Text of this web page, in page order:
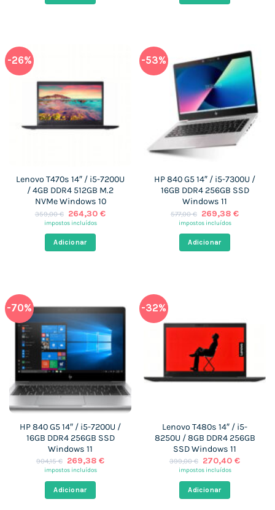
-26%
Lenovo T470s 14″ / i5-7200U
/ 4GB DDR4 512GB M.2
NVMe Windows 10
359,00€ O
preço
era:
359,00 €.
264,30€O
impostos incluídos
Adicionar
-53%
HP 840 G5 14″ / i5-7300U /
16GB DDR4 256GB SSD
Windows 11
577,00€ O
preço
era:
577,00 €.
269,38€O
impostos incluídos
Adicionar
-70%
HP 840 G5 14″ / i5-7200U /
16GB DDR4 256GB SSD
Windows 11
904,15€ O
preço
era:
904,15 €.
269,38€O
impostos incluídos
Adicionar
-32%
Lenovo T480s 14″ / i5-
8250U / 8GB DDR4 256GB
SSD Windows 11
399,00€ O
preço
era:
399,00 €.
270,40€O
impostos incluídos
Adicionar